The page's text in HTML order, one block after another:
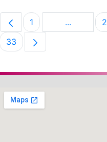
Página
1 ...Páginas
Página
33